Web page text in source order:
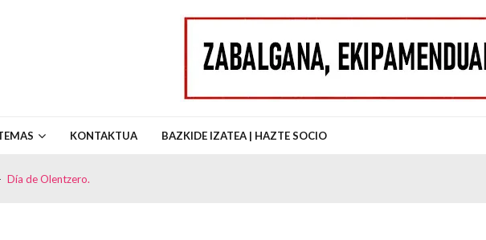
Batuz Auzo Elkartea
KONTAKTUA BAZKIDE IZATEA | HAZTE SOCIO
Día de Olentzero.